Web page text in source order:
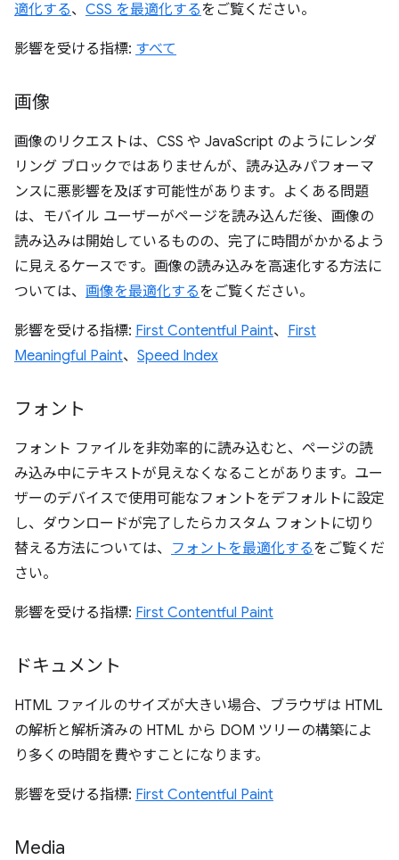
適化する、 CSS を最適化するをご覧ください。
影響を受ける指標: すべて
画像
画像のリクエストは、CSS や JavaScript のようにレンダ
リング ブロックではありませんが、読み込みパフォーマ
ンスに悪影響を及ぼす可能性があります。よくある問題
は、モバイル ユーザーがページを読み込んだ後、画像の
読み込みは開始しているものの、完了に時間がかかるよう
に見えるケースです。画像の読み込みを高速化する方法に
ついては、 画像を最適化するをご覧ください。
影響を受ける指標: First Contentful Paint、 First
Meaningful Paint、 Speed Index
フォント
フォント ファイルを非効率的に読み込むと、ページの読
み込み中にテキストが見えなくなることがあります。ユー
ザーのデバイスで使用可能なフォントをデフォルトに設定
し、ダウンロードが完了したらカスタム フォントに切り
替える方法については、 フォントを最適化するをご覧くだ
さい。
影響を受ける指標: First Contentful Paint
ドキュメント
HTML ファイルのサイズが大きい場合、ブラウザは HTML
の解析と解析済みの HTML から DOM ツリーの構築によ
り多くの時間を費やすことになります。
影響を受ける指標: First Contentful Paint
Media